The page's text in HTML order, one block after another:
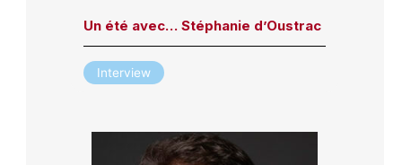
Un été avec… Stéphanie d’Oustrac
Interview